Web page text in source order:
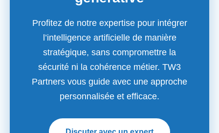
Profitez de notre expertise pour intégrer
l’intelligence artificielle de manière
stratégique, sans compromettre la
sécurité ni la cohérence métier. TW3
Partners vous guide avec une approche
personnalisée et efficace.